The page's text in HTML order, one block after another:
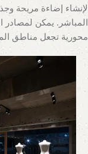
لإنشاء إضاءة مريحة
المباشر. يمكن لمصادر
محورية تجعل مناطق